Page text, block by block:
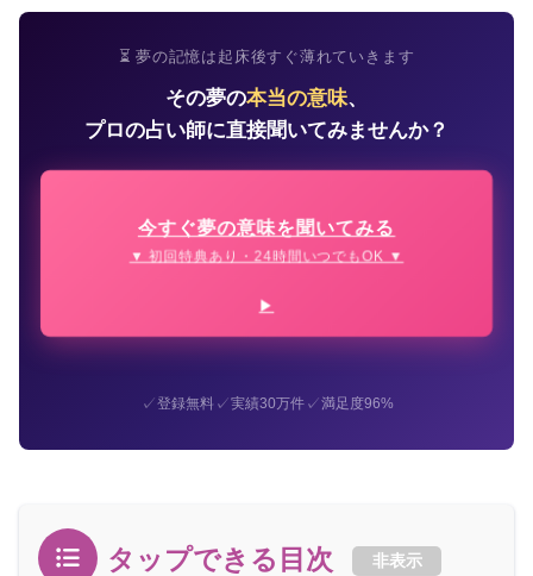
⏳ 夢の記憶は起床後すぐ薄れていきます
その夢の本当の意味、
プロの占い師に直接聞いてみませんか？
今すぐ夢の意味を聞いてみる
▼ 初回特典あり・24時間いつでもOK ▼
✓登録無料✓実績30万件✓満足度96%
タップできる目次 非表示